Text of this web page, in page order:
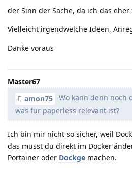
der Sinn der Sache, da ich das
Vielleicht irgendwelche Ideen,
Danke voraus
Master67
amon75
Wo kann denn noch
was für paperless relevant ist?
Ich bin mir nicht so sicher, weil
das musst du direkt im Docker
Portainer oder Dockge machen.